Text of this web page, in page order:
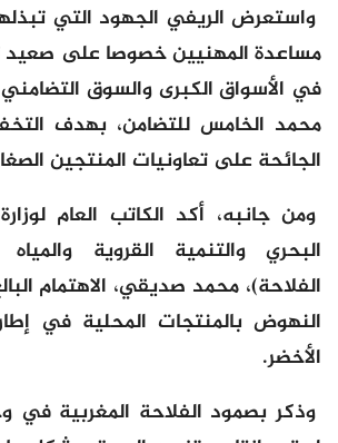
واستعرض الريفي الجهود التي
مساعدة المهنيين خصوصا على صعيد
في الأسواق الكبرى والسوق
محمد الخامس للتضامن، بهدف
الجائحة على تعاونيات المنتجين
ومن جانبه، أكد الكاتب العام
البحري والتنمية القروية
الفلاحة)، محمد صديقي، الاهتمام
النهوض بالمنتجات المحلية في
الأخضر.
وذكر بصمود الفلاحة المغربية في